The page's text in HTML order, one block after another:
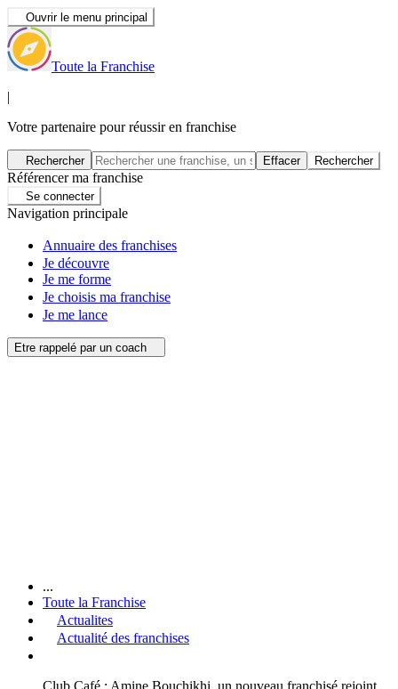
Ouvrir le menu principal
Toute la Franchise
|
Votre partenaire pour réussir en franchise
Rechercher Effacer Rechercher
Référencer ma franchise
Se connecter
Navigation principale
Annuaire des franchises
Je découvre
Je me forme
Je choisis ma franchise
Je me lance
Etre rappelé par un coach
...
Toute la Franchise
Actualites
Actualité des franchises
Club Café : Amine Bouchikhi, un nouveau franchisé rejoint